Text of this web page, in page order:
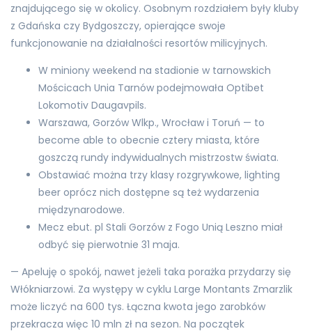
znajdującego się w okolicy. Osobnym rozdziałem były kluby
z Gdańska czy Bydgoszczy, opierające swoje
funkcjonowanie na działalności resortów milicyjnych.
W miniony weekend na stadionie w tarnowskich
Mościcach Unia Tarnów podejmowała Optibet
Lokomotiv Daugavpils.
Warszawa, Gorzów Wlkp., Wrocław i Toruń — to
become able to obecnie cztery miasta, które
goszczą rundy indywidualnych mistrzostw świata.
Obstawiać można trzy klasy rozgrywkowe, lighting
beer oprócz nich dostępne są też wydarzenia
międzynarodowe.
Mecz ebut. pl Stali Gorzów z Fogo Unią Leszno miał
odbyć się pierwotnie 31 maja.
— Apeluję o spokój, nawet jeżeli taka porażka przydarzy się
Włókniarzowi. Za występy w cyklu Large Montants Zmarzlik
może liczyć na 600 tys. Łączna kwota jego zarobków
przekracza więc 10 mln zł na sezon. Na początek